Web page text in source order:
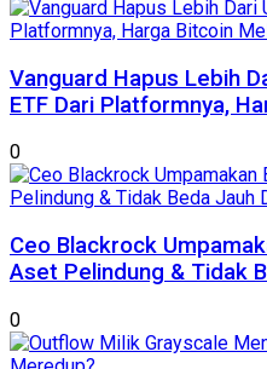
Vanguard Hapus Lebih
ETF Dari Platformnya,
0
Ceo Blackrock
Aset Pelindung & Tidak
0